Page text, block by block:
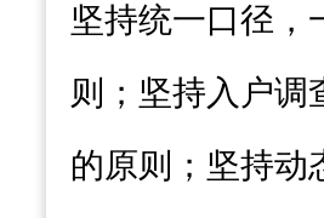
坚持统一口径，
则；坚持入户调
的原则；坚持动